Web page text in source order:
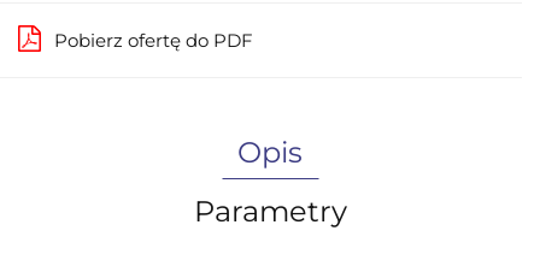
Pobierz ofertę do PDF
Opis
Parametry